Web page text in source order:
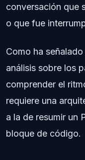
conversación que
o que fue
Como ha
análisis sobre los
comprender el
requiere una
a la de resumir un
bloque de código.